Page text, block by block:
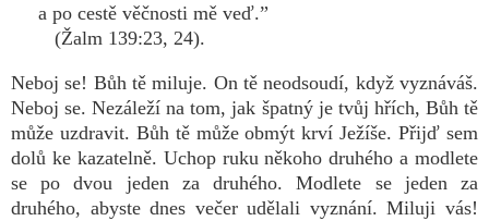
a po cestě věčnosti mě veď.”
(Žalm 139:23, 24).
Neboj se! Bůh tě miluje. On tě neodsoudí, když vyznáváš.
Neboj se. Nezáleží na tom, jak špatný je tvůj hřích, Bůh tě
může uzdravit. Bůh tě může obmýt krví Ježíše. Přijď sem
dolů ke kazatelně. Uchop ruku někoho druhého a modlete
se po dvou jeden za druhého. Modlete se jeden za
druhého, abyste dnes večer udělali vyznání. Miluji vás!